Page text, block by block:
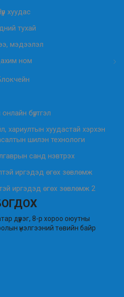
хуудас
тухай
мэдээлэл
ном
бүртгэл
хариултын хуудастай хэрхэн
шилэн технологи
санд нэвтрэх
иргэдэд өгөх зөвлөмж
иргэдэд өгөх зөвлөмж 2
дүүрэг, 8-р хороо оюутны
үнэлгээний төвийн байр